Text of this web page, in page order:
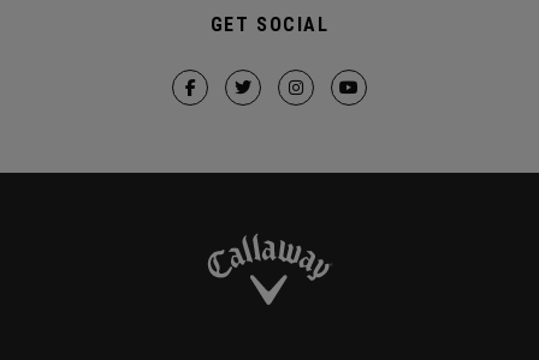
GET SOCIAL